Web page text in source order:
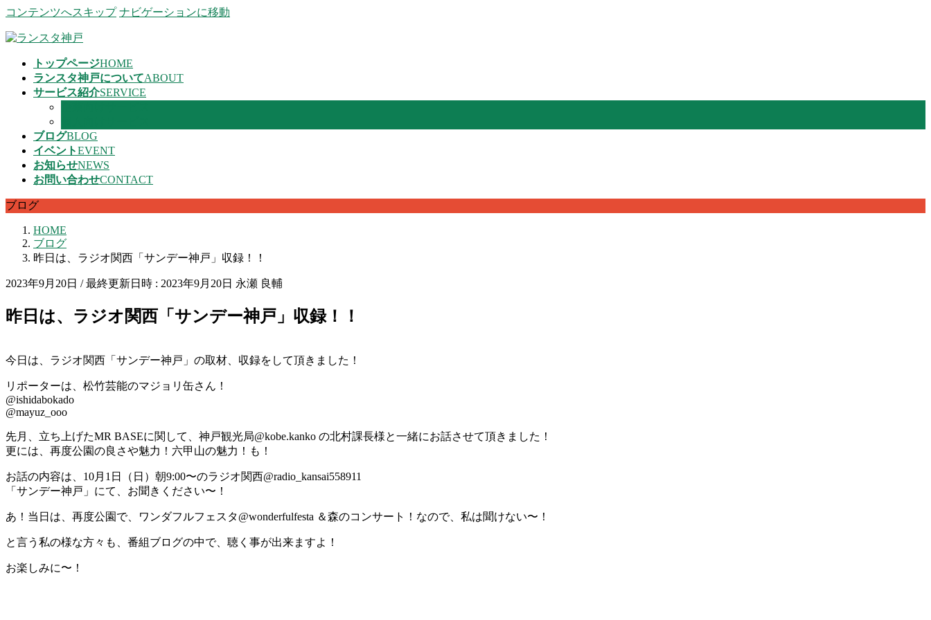
コンテンツへスキップ ナビゲーションに移動
トップページHOME
ランスタ神戸についてABOUT
サービス紹介SERVICE
ブログBLOG
イベントEVENT
お知らせNEWS
お問い合わせCONTACT
ブログ
HOME
ブログ
昨日は、ラジオ関西「サンデー神戸」収録！！
2023年9月20日 / 最終更新日時 : 2023年9月20日 永瀬 良輔
昨日は、ラジオ関西「サンデー神戸」収録！！
今日は、ラジオ関西「サンデー神戸」の取材、収録をして頂きました！
リポーターは、松竹芸能のマジョリ缶さん！
@ishidabokado
@mayuz_ooo
先月、立ち上げたMR BASEに関して、神戸観光局@kobe.kanko の北村課長様と一緒にお話させて頂きました！
更には、再度公園の良さや魅力！六甲山の魅力！も！
お話の内容は、10月1日（日）朝9:00〜のラジオ関西@radio_kansai558911
「サンデー神戸」にて、お聞きください〜！
あ！当日は、再度公園で、ワンダフルフェスタ@wonderfulfesta ＆森のコンサート！なので、私は聞けない〜！
と言う私の様な方々も、番組ブログの中で、聴く事が出来ますよ！
お楽しみに〜！